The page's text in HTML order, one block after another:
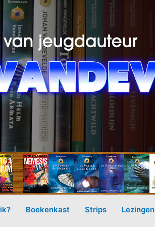
Boekenkast Strips Lezingen